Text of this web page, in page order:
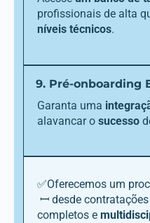
profissionais de alta
níveis técnicos.
9. Pré-onboarding
Garanta uma
alavancar o sucesso
✅Oferecemos um
ꟷ desde
completos e